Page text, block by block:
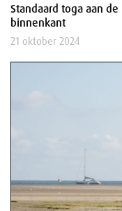
Standaard toga aan
binnenkant
21 oktober 2024